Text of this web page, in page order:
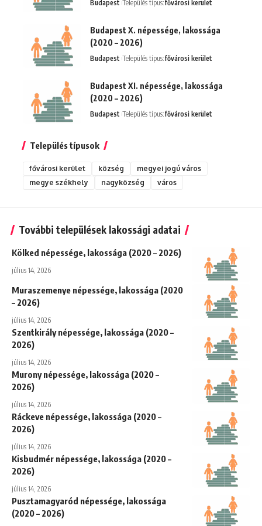
Budapest Település típus:fővárosi kerület
Budapest X. népessége, lakossága
(2020 – 2026)
Budapest Település típus:fővárosi kerület
Budapest XI. népessége, lakossága
(2020 – 2026)
Budapest Település típus:fővárosi kerület
Település típusok
fővárosi kerület község
megyei jogú város
megye székhely
nagyközség város
További települések lakossági adatai
Kölked népessége, lakossága (2020 – 2026)
július 14, 2026
Muraszemenye népessége, lakossága (2020
– 2026)
július 14, 2026
Szentkirály népessége, lakossága (2020 –
2026)
július 14, 2026
Murony népessége, lakossága (2020 –
2026)
július 14, 2026
Ráckeve népessége, lakossága (2020 –
2026)
július 14, 2026
Kisbudmér népessége, lakossága (2020 –
2026)
július 14, 2026
Pusztamagyaród népessége, lakossága
(2020 – 2026)